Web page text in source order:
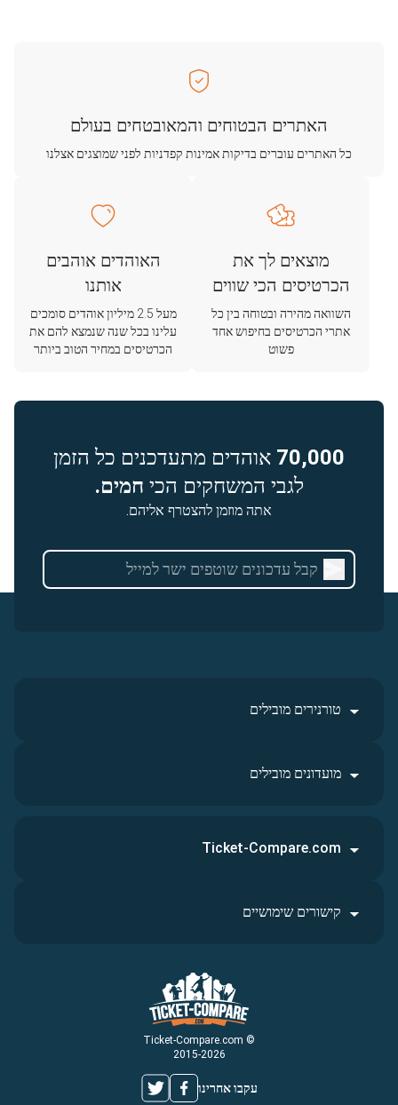
האתרים הבטוחים והמאובטחים בעולם
כל האתרים עוברים בדיקות אמינות קפדניות לפני שמוצגים אצלנו
מוצאים לך את
הכרטיסים הכי שווים
השוואה מהירה ובטוחה בין כל
אתרי הכרטיסים בחיפוש אחד
פשוט
האוהדים אוהבים
אותנו
מעל 2.5 מיליון אוהדים סומכים
עלינו בכל שנה שנמצא להם את
הכרטיסים במחיר הטוב ביותר
70,000 אוהדים מתעדכנים כל הזמן
לגבי המשחקים הכי חמים.
אתה מוזמן להצטרף אליהם.
טורנירים מובילים
מועדונים מובילים
© Ticket-Compare.com
2015-2026
עקבו אחרינו
Ticket-Compare.com
קישורים שימושיים